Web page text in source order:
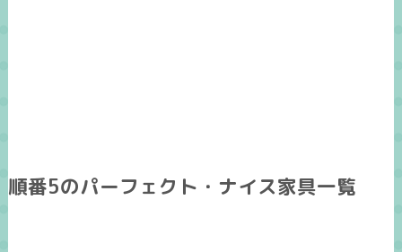
順番5のパーフェクト・ナイス家具一覧